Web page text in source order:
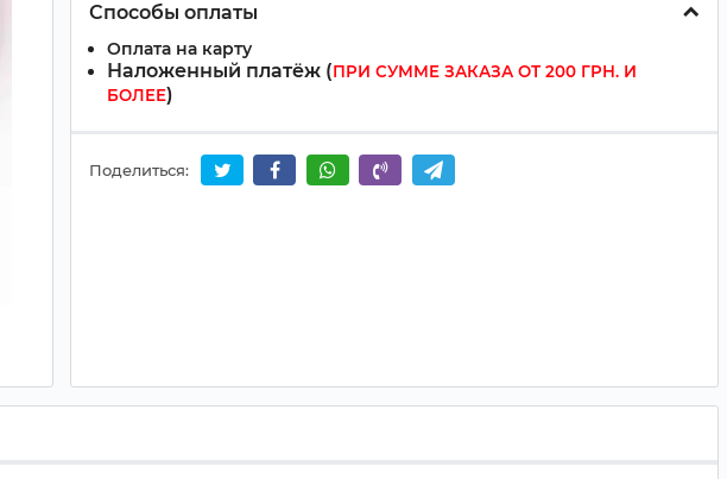
Способы оплаты
Оплата на карту
Наложенный платёж (ПРИ СУММЕ ЗАКАЗА ОТ 200 ГРН. И
БОЛЕЕ)
Поделиться: